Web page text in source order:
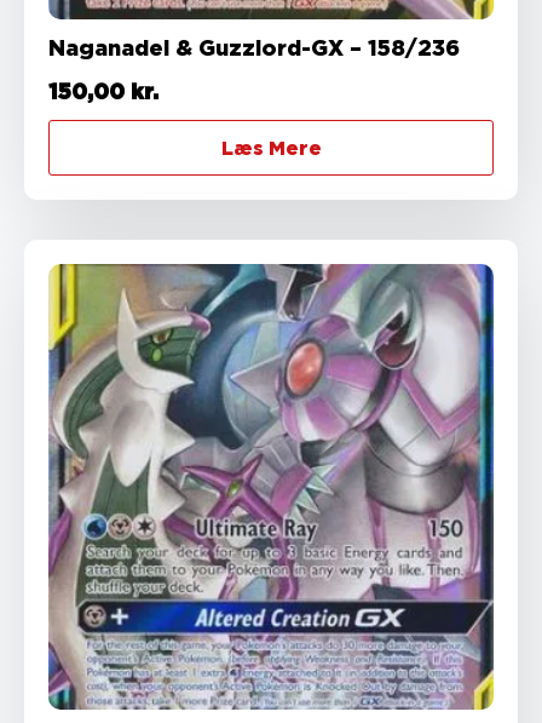
Naganadel & Guzzlord-GX – 158/236
150,00 kr.
Læs Mere